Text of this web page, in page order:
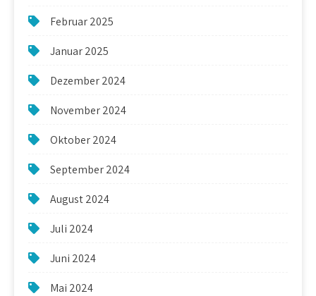
Februar 2025
Januar 2025
Dezember 2024
November 2024
Oktober 2024
September 2024
August 2024
Juli 2024
Juni 2024
Mai 2024